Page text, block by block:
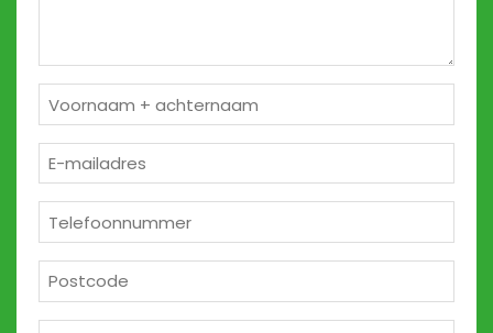
Naam
*
mailadres
*
*